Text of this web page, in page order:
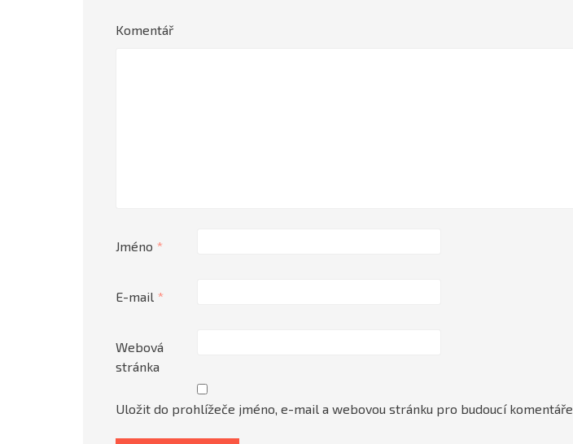
Komentář
Jméno *
E-mail *
Webová
stránka
Uložit do prohlížeče jméno, e-mail a webovou stránku pro budoucí komentáře.